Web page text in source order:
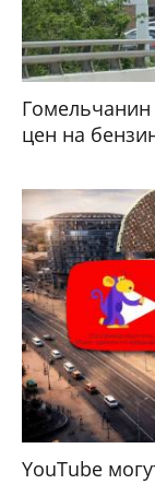
цен на
YouTube